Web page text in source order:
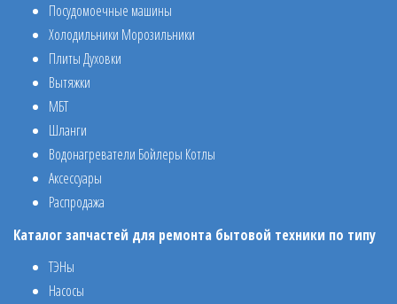
Посудомоечные машины
Холодильники Морозильники
Плиты Духовки
Вытяжки
МБТ
Шланги
Водонагреватели Бойлеры Котлы
Аксессуары
Распродажа
Каталог запчастей для ремонта бытовой техники по типу
ТЭНы
Насосы